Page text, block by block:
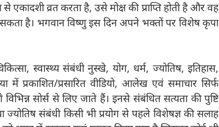
से एकादशी व्रत करता है, उसे मोक्ष की प्राप्ति होती है और वह
है। भगवान विष्णु इस दिन अपने भक्तों पर विशेष कृपा
स्वास्थ्य संबंधी नुस्खे, योग, धर्म, ज्योतिष, इतिहास,
में प्रकाशित/प्रसारित वीडियो, आलेख एवं समाचार सिर्फ
सोर्स से लिए जाते हैं। इनसे संबंधित सत्यता की पुष्टि
ज्योतिष संबंधी किसी भी प्रयोग से पहले विशेषज्ञ की सलाह